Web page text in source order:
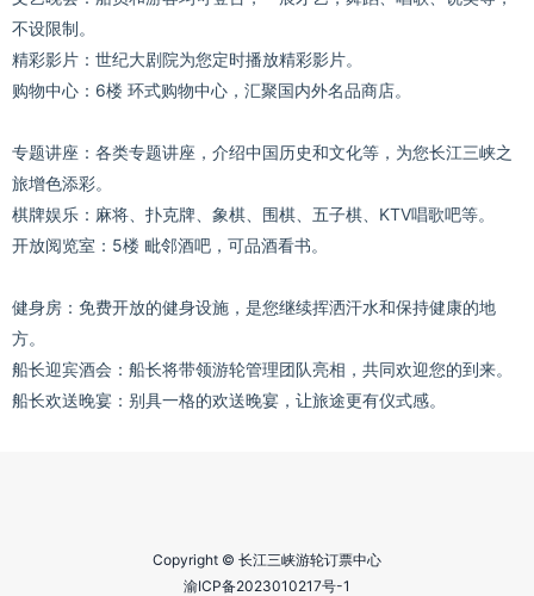
不设限制。
精彩影片：世纪大剧院为您定时播放精彩影片。
购物中心：6楼 环式购物中心，汇聚国内外名品商店。
专题讲座：各类专题讲座，介绍中国历史和文化等，为您长江三峡之
旅增色添彩。
棋牌娱乐：麻将、扑克牌、象棋、围棋、五子棋、KTV唱歌吧等。
开放阅览室：5楼 毗邻酒吧，可品酒看书。
健身房：免费开放的健身设施，是您继续挥洒汗水和保持健康的地
方。
船长迎宾酒会：船长将带领游轮管理团队亮相，共同欢迎您的到来。
船长欢送晚宴：别具一格的欢送晚宴，让旅途更有仪式感。
Copyright © 长江三峡游轮订票中心
渝ICP备2023010217号-1